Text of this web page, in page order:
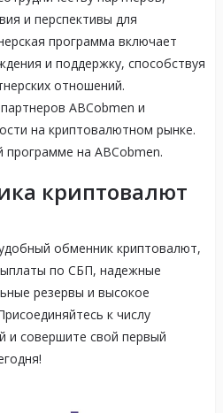
и перспективы для
программа включает
и поддержку, способствуя
отношений.
ABCobmen и
на криптовалютном рынке.
на ABCobmen.
криптовалют
обменник криптовалют,
по СБП, надежные
резервы и высокое
к числу
и совершите свой первый